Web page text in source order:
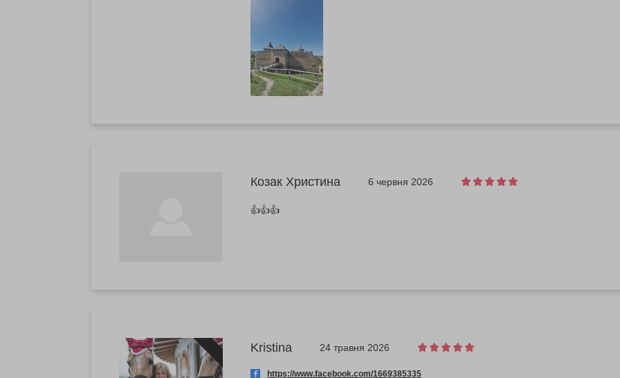
Козак Христина 6 червня 2026
👍👍👍
Kristina 24 травня 2026
https://www.facebook.com/1669385335